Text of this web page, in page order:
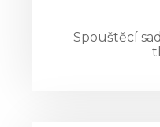
Spouštěcí